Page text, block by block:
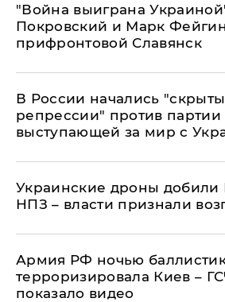
"Война выиграна
Покровский и Марк
прифронтовой Славянск
В России начались
репрессии" против партии
выступающей за мир с
Украинские дроны добили
НПЗ – власти признали
Армия РФ ночью
терроризировала Киев –
показало видео